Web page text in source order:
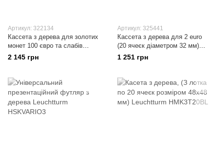
Артикул: 322134
Кассета з дерева для золотих
монет 100 євро та слабів
Leuchtturm MKG2T100EUD
2 145 грн
Артикул: 325441
Кассета з дерева для 2 euro
(20 ячеєк діаметром 32 мм)
Leuchtturm HMKC2EUEMU
1 251 грн